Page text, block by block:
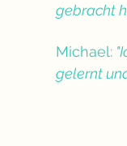
gebracht
Michael:
gelernt